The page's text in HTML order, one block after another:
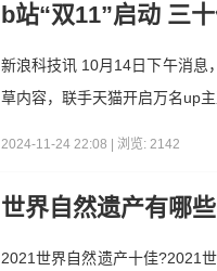
b站“双11”启动 三
新浪科技讯 10月14日下午消息
草内容，联手天猫开启万名up
2024-11-24 22:08 | 浏览: 2142
世界自然遗产有哪些
2021世界自然遗产十佳?2021